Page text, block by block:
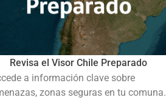
Revisa el Visor Chile Preparado
a información clave sobre
zonas seguras en tu comuna.